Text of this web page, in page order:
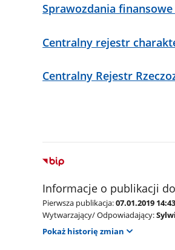
Sprawozdania
Centralny rejestr
Centralny Rejestr
Informacje o publikacji
Pierwsza publikacja:07.01.2019
Wytwarzający/ Odpowiadający:
Pokaż historię zmian